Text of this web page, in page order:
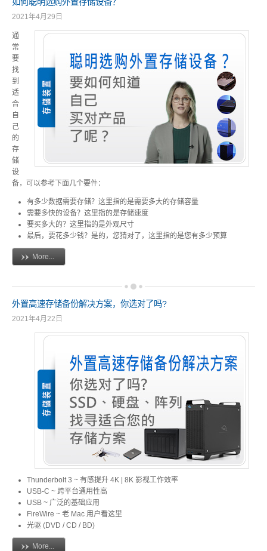
Thunderbolt
储存装置
云
2021年4月29日
通
常
要
找
到
适
合
自
己
的
存
储
设
备，可以参考下面几个要件：
有多少数据需要存储？这里指的是需要多大的存储容量
需要多快的设备？这里指的是存储速度
要买多大的？这里指的是外观尺寸
最后，要花多少钱？是的，您猜对了，这里指的是您有多少预算
More...
外置高速存储备份解决方案，你选对了吗?
2021年4月22日
Thunderbolt 3 ~ 有感提升 4K | 8K 影视工作效率
USB-C ~ 跨平台通用性高
USB ~ 广泛的基础应用
FireWire ~ 老 Mac 用户看这里
光驱 (DVD / CD / BD)
More...